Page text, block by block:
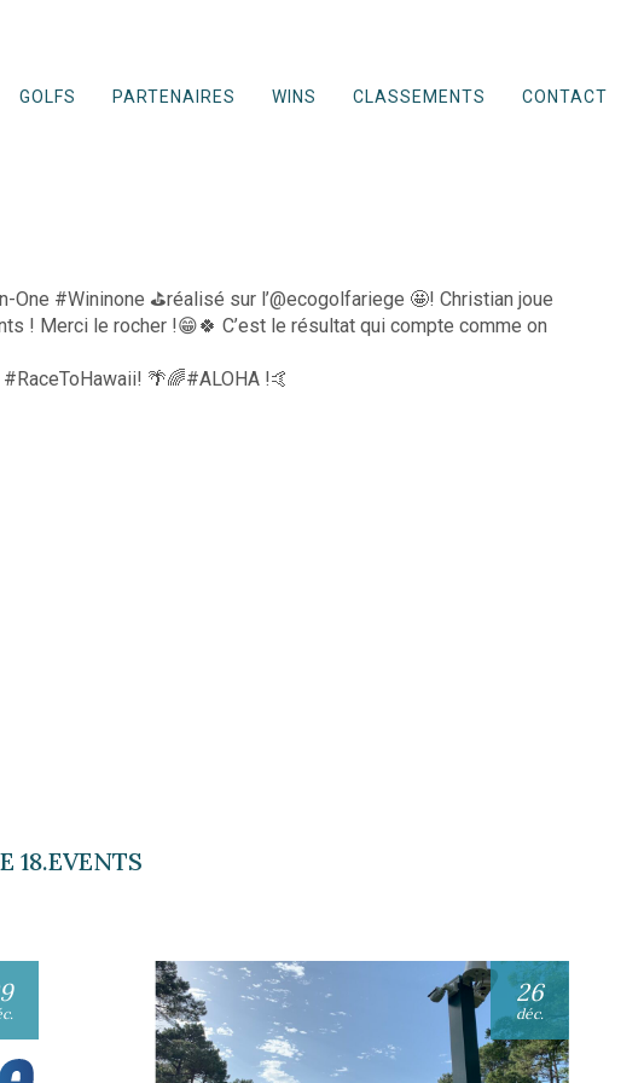
GOLFS PARTENAIRES WINS CLASSEMENTS CONTACT
One #Wininone ⛳️réalisé sur l’@ecogolfariege 🤩! Christian joue
! Merci le rocher !😁🍀 C’est le résultat qui compte comme on
🌴🌈#ALOHA !🤙
18.EVENTS
26
déc.